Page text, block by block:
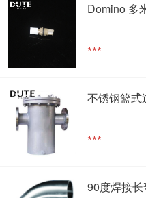
Domino 多
***
不锈钢篮式
***
90度焊接